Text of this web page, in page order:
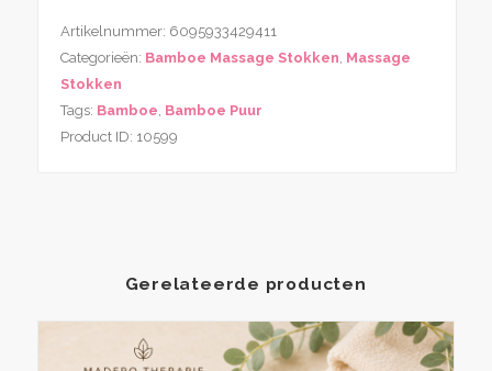
Artikelnummer: 6095933429411
Categorieën: Bamboe Massage Stokken Massage
Stokken
Tags: Bamboe Bamboe Puur
Product ID: 10599
Gerelateerde producten